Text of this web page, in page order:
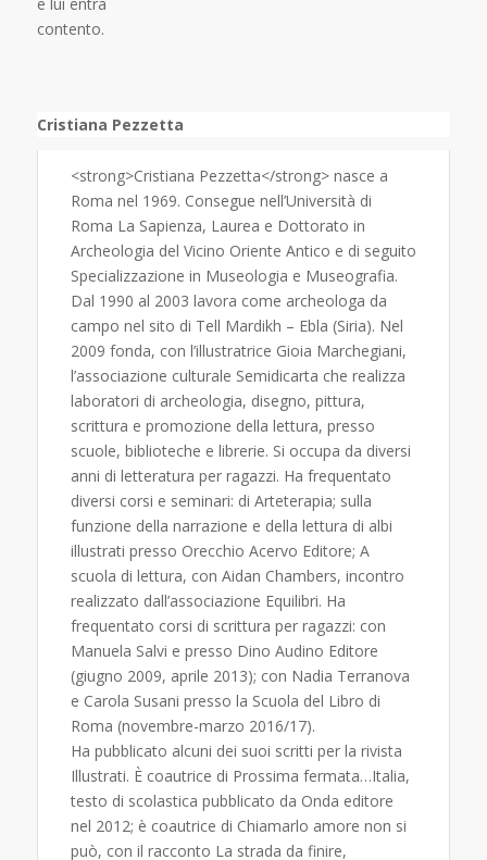
contento.
Cristiana Pezzetta
<strong>Cristiana Pezzetta</strong> nasce a
Roma nel 1969. Consegue nell’Università di
Roma La Sapienza, Laurea e Dottorato in
Archeologia del Vicino Oriente Antico e di seguito
Specializzazione in Museologia e Museografia.
Dal 1990 al 2003 lavora come archeologa da
campo nel sito di Tell Mardikh – Ebla (Siria). Nel
2009 fonda, con l’illustratrice Gioia Marchegiani,
l’associazione culturale Semidicarta che realizza
laboratori di archeologia, disegno, pittura,
scrittura e promozione della lettura, presso
scuole, biblioteche e librerie. Si occupa da diversi
anni di letteratura per ragazzi. Ha frequentato
diversi corsi e seminari: di Arteterapia; sulla
funzione della narrazione e della lettura di albi
illustrati presso Orecchio Acervo Editore; A
scuola di lettura, con Aidan Chambers, incontro
realizzato dall’associazione Equilibri. Ha
frequentato corsi di scrittura per ragazzi: con
Manuela Salvi e presso Dino Audino Editore
(giugno 2009, aprile 2013); con Nadia Terranova
e Carola Susani presso la Scuola del Libro di
Roma (novembre-marzo 2016/17).
Ha pubblicato alcuni dei suoi scritti per la rivista
Illustrati. È coautrice di Prossima fermata…Italia,
testo di scolastica pubblicato da Onda editore
nel 2012; è coautrice di Chiamarlo amore non si
può, con il racconto La strada da finire,